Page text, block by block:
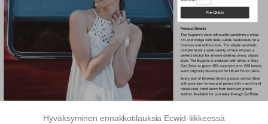
Hyväksyminen ennakkotilauksia Ecwid-liikkeessä